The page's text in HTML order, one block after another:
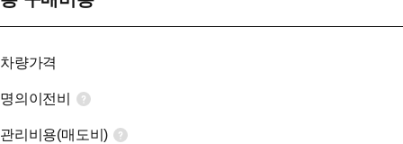
차량가격
명의이전비
관리비용(매도비)